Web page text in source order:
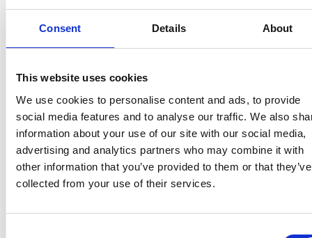
Consent Details About
This website uses cookies
We use cookies to personalise content and ads, to provide
social media features and to analyse our traffic. We also
information about your use of our site with our social media,
advertising and analytics partners who may combine it with
other information that you’ve provided to them or that they’ve
collected from your use of their services.
7 Agosto 2026
Nel primo semestre è aumentata fortemente la
costruzione di nuove abitazioni
Repubblica Ceca